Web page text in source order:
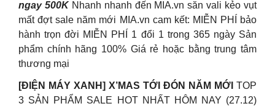
ngay 500KNhanh nhanh đến MIA.vn săn vali kẻo vụt
mất đợt sale năm mới MIA.vn cam kết: MIỄN PHÍ bảo
hành trọn đời MIỄN PHÍ 1 đổi 1 trong 365 ngày Sản
phẩm chính hãng 100% Giá rẻ hoặc bằng trung tâm
thương mại
[ĐIỆN MÁY XANH] X’MAS TỚI ĐÓN NĂM MỚI TOP
3 SẢN PHẨM SALE HOT NHẤT HÔM NAY (27.12)